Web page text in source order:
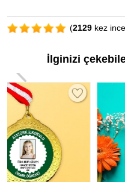
(2129 kez
İlginizi